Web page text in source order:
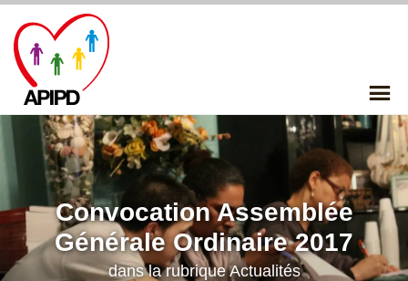
content
Convocation Assemblée
Générale Ordinaire 2017
dans la rubriqueActualités